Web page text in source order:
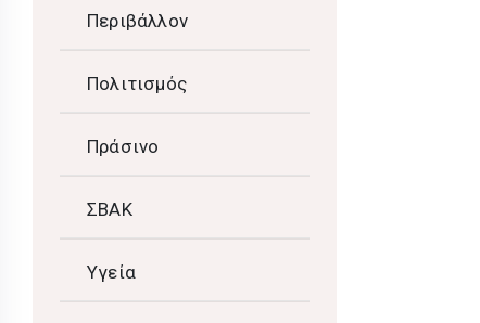
Περιβάλλον
Πολιτισμός
Πράσινο
ΣΒΑΚ
Υγεία